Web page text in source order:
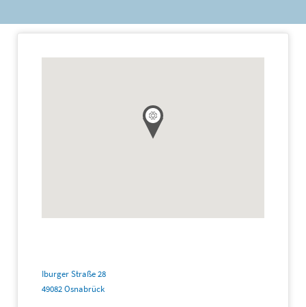
Iburger Straße 28
49082 Osnabrück